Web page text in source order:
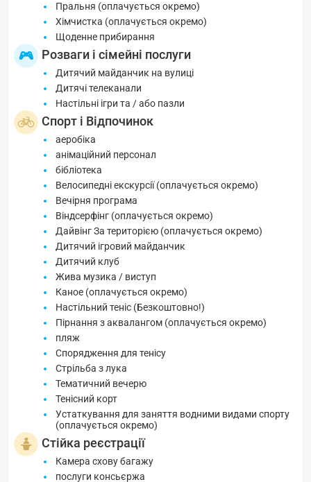
Пральня (оплачується окремо)
Хімчистка (оплачується окремо)
Щоденне прибирання
Розваги і сімейні послуги
Дитячий майданчик на вулиці
Дитячі телеканали
Настільні ігри та / або пазли
Спорт і Відпочинок
аеробіка
анімаційний персонал
бібліотека
Велосипедні екскурсії (оплачується окремо)
Вечірня програма
Віндсерфінг (оплачується окремо)
Дайвінг За територією (оплачується окремо)
Дитячий ігровий майданчик
Дитячий клуб
Жива музика / виступ
Каное (оплачується окремо)
Настільний теніс (Безкоштовно!)
Пірнання з аквалангом (оплачується окремо)
пляж
Спорядження для тенісу
Стрільба з лука
Тематичний вечерю
Тенісний корт
Устаткування для заняття водними видами спорту
(оплачується окремо)
Стійка реєстрації
Камера схову багажу
послуги консьєржа